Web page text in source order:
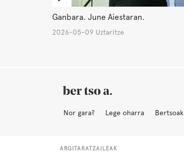
Ganbara. June Aiestaran.
2026-05-09 Uztaritze
Nor gara? Lege oharra Bertsoak
ARGITARATZAILEAK